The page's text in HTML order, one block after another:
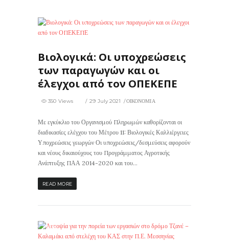
Βιολογικά: Οι υποχρεώσεις
των παραγωγών και οι
έλεγχοι από τον ΟΠΕΚΕΠΕ
29 July 2021 ΟΙΚΟΝΟΜΙΑ
350 Views
Με εγκύκλιο του Οργανισμού Πληρωμών καθορίζονται οι
διαδικασίες ελέγχου του Μέτρου 11: Βιολογικές Καλλιέργειες
Υποχρεώσεις γεωργών Οι υποχρεώσεις/δεσμεύσεις αφορούν
και νέους δικαιούχους του Προγράμματος Αγροτικής
Ανάπτυξης ΠΑΑ 2014-2020 και του...
READ MORE
377 0